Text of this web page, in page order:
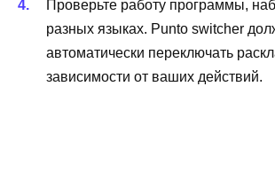
Проверьте работу программы,
разных языках. Punto switcher
автоматически переключать
зависимости от ваших действий.